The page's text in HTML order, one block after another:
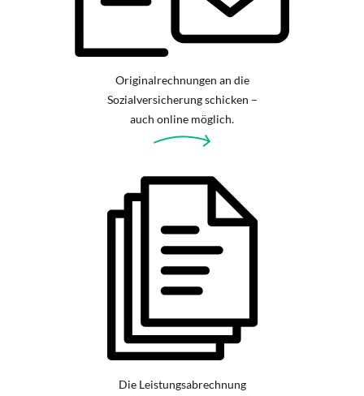
Originalrechnungen an die
Sozialversicherung schicken –
auch online möglich.
Die Leistungsabrechnung